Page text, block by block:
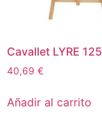
Cavallet LYRE 125
40,69 €
Añadir al carrito